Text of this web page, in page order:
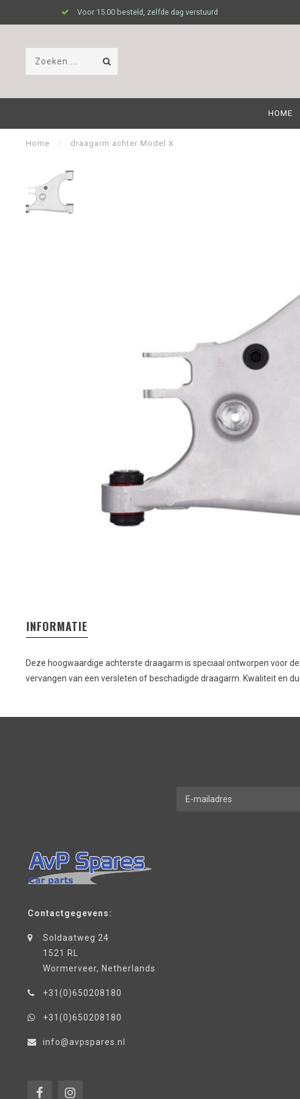
Voor 15.00 besteld, zelfde dag verstuurd
HOME
Home / draagarm achter Model X
INFORMATIE
Deze hoogwaardige achterste draagarm is speciaal ontworpen voor
vervangen van een versleten of beschadigde draagarm. Kwaliteit en
Contactgegevens:
Soldaatweg 24
1521 RL
Wormerveer, Netherlands
+31(0)650208180
+31(0)650208180
info@avpspares.nl